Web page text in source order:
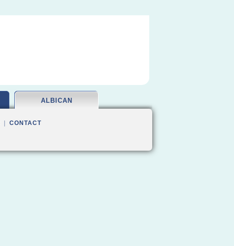
ALBICAN
CONTACT